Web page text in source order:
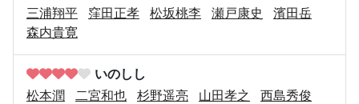
三浦翔平
窪田正孝 松坂桃李 瀬戸康史
濱田岳
森内貴寛
いのしし
松本潤
二宮和也 杉野遥亮 山田孝之
西島秀俊